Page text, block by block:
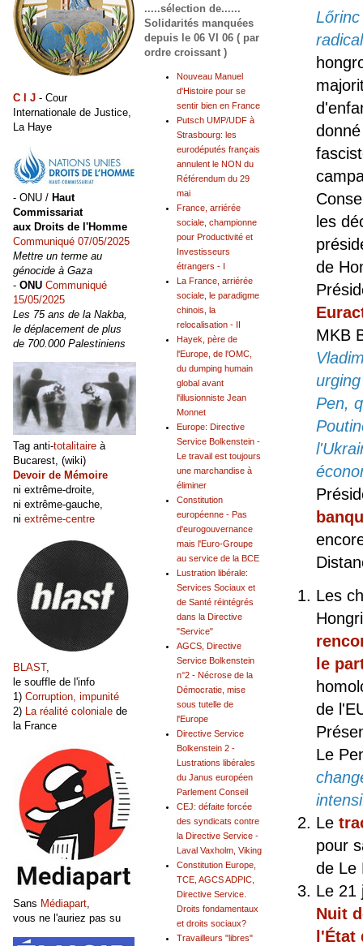
les
de
MKB
Pen,
Les
le
de
Le
Le
pour
de Le
Le 21
Nuit
l'État
.....sélection de......
Solidarités manquées
depuis le 06 VI 06 ( par
ordre croissant )
Nouveau Manuel
d'Histoire pour se
sentir bien en France
Putsch UMP/UDF à
Strasbourg: les
eurodéputés français
annulent le NON du
Référendum du 29
mai
France, arriérée
sociale, championne
pour Productivité et
Investisseurs
étrangers - I
La France, arriérée
sociale, le paradigme
chinois, la
relocalisation - II
Hayek, père de
l'Europe, de l'OMC,
du dumping humain
global avant
l'illusionniste Jean
Monnet
Europe: Directive
Service Bolkenstein -
Le travail est toujours
une marchandise à
éliminer
Constitution
européenne - Pas
d'eurogouvernance
mais l'Euro-Groupe
au service de la BCE
Lustration libérale:
Services Sociaux et
de Santé réintégrés
dans la Directive
"Service"
AGCS, Directive
Service Bolkenstein
n°2 - Nécrose de la
Démocratie, mise
sous tutelle de
l'Europe
Directive Service
Bolkenstein 2 -
Lustrations libérales
du Janus européen
Parlement Conseil
CEJ: défaite forcée
des syndicats contre
la Directive Service -
Laval Vaxholm, Viking
Constitution Europe,
TCE, AGCS ADPIC,
Directive Service.
Droits fondamentaux
et droits sociaux?
Travailleurs "libres"
C I J - Cour
Internationale de Justice,
La Haye
- ONU / Haut
Commissariat
aux Droits de l'Homme
Communiqué 07/05/2025
Mettre un terme au
génocide à Gaza
- ONU Communiqué
15/05/2025
Les 75 ans de la Nakba,
le déplacement de plus
de 700.000 Palestiniens
Tag anti-totalitaire à
Bucarest, (wiki)
Devoir de Mémoire
ni extrême-droite,
ni extrême-gauche,
ni extrême-centre
BLAST,
le souffle de l'info
1) Corruption, impunité
2) La réalité coloniale de
la France
Sans Médiapart,
vous ne l'auriez pas su